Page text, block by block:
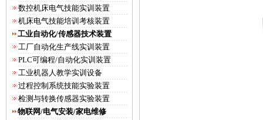
数控机床电气技能实训装置
机床电气技能培训考核装置
工业自动化/传感器技术装置
工厂自动化生产线实训装置
PLC可编程/自动化实训装置
工业机器人教学实训设备
过程控制系统技能实验装置
检测与转换传感器实验装置
物联网/电气安装/家电维修